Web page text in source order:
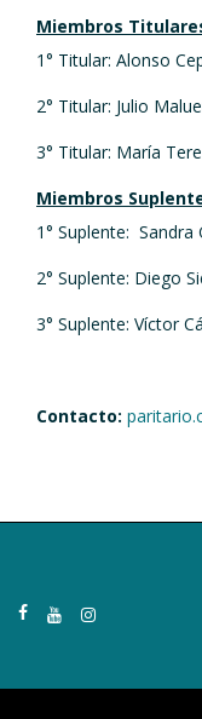
Miembros
1° Titular: Alonso
2° Titular: Julio
3° Titular: María
Miembros
1° Suplente: Sandra
2° Suplente: Diego
3° Suplente: Víctor
Contacto: